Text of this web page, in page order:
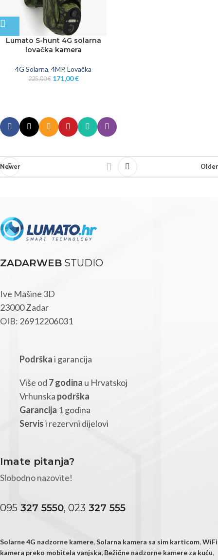
Lumato S-hunt 4G solarna
lovačka kamera
4G Solarna, 4MP, Lovačka
225,00€ 171,00€
Newer Older
ZADARWEB STUDIO
Ive Mašine 3D
23000 Zadar
OIB: 26912206031
Podrškai garancija
Više od 7 godina u Hrvatskoj
Vrhunska podrška
Garancija 1 godina
Servisi rezervni dijelovi
Imate pitanja?
Slobodno nazovite!
095 327 5550, 023 327 555
Solarne 4G nadzorne kamere,Solarna kamera sa sim karticom,WiFi
kamera preko mobitela vanjska, Bežične nadzorne kamere za kuću,